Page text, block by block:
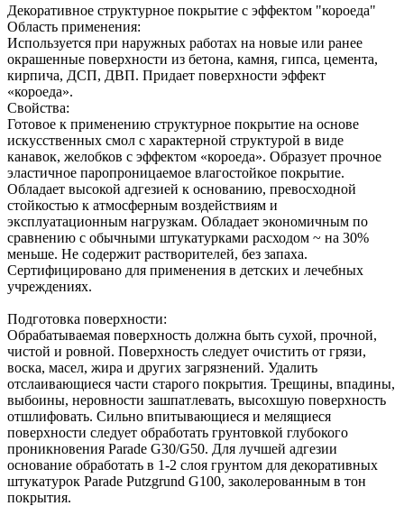
Декоративное структурное покрытие с эффектом "короеда"
Область применения:
Используется при наружных работах на новые или ранее
окрашенные поверхности из бетона, камня, гипса, цемента,
кирпича, ДСП, ДВП. Придает поверхности эффект
«короеда».
Свойства:
Готовое к применению структурное покрытие на основе
искусственных смол с характерной структурой в виде
канавок, желобков с эффектом «короеда». Образует прочное
эластичное паропроницаемое влагостойкое покрытие.
Обладает высокой адгезией к основанию, превосходной
стойкостью к атмосферным воздействиям и
эксплуатационным нагрузкам. Обладает экономичным по
сравнению с обычными штукатурками расходом ~ на 30%
меньше. Не содержит растворителей, без запаха.
Сертифицировано для применения в детских и лечебных
учреждениях.
Подготовка поверхности:
Обрабатываемая поверхность должна быть сухой, прочной,
чистой и ровной. Поверхность следует очистить от грязи,
воска, масел, жира и других загрязнений. Удалить
отслаивающиеся части старого покрытия. Трещины, впадины,
выбоины, неровности зашпатлевать, высохшую поверхность
отшлифовать. Сильно впитывающиеся и мелящиеся
поверхности следует обработать грунтовкой глубокого
проникновения Parade G30/G50. Для лучшей адгезии
основание обработать в 1-2 слоя грунтом для декоративных
штукатурок Parade Putzgrund G100, заколерованным в тон
покрытия.